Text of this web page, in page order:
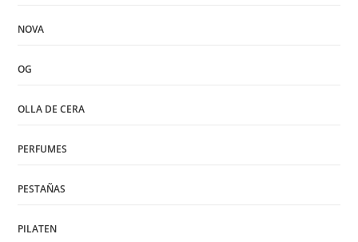
NOVA
OG
OLLA DE CERA
PERFUMES
PESTAÑAS
PILATEN